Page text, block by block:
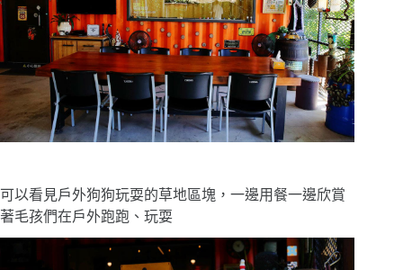
可以看見戶外狗狗玩耍的草地區塊，一邊用餐一邊欣賞
著毛孩們在戶外跑跑、玩耍